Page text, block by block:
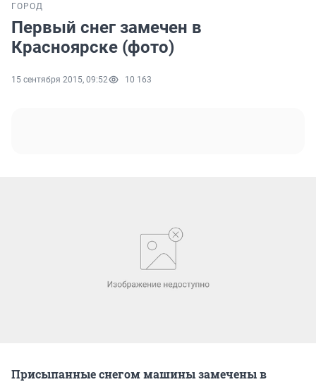
ГОРОД
Первый снег замечен в
Красноярске (фото)
15 сентября 2015, 09:52 10 163
Присыпанные снегом машины замечены в